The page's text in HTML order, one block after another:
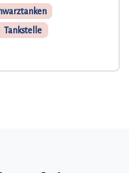
Tankstelle